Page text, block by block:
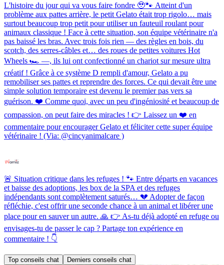
L'histoire du jour qui va vous faire fondre 🥹🐾 Atteint d'un
problème aux pattes arrière, le petit Gelato était trop rigolo… mais
surtout beaucoup trop petit pour utiliser un fauteuil roulant pour
animaux classique ! Face à cette situation, son équipe vétérinaire n'a
pas baissé les bras. Avec trois fois rien — des règles en bois, du
scotch, des serres-câbles et… des roues de petites voitures Hot
Wheels 🏎️ —, ils lui ont confectionné un chariot sur mesure ultra
créatif ! Grâce à ce système D rempli d'amour, Gelato a pu
remobiliser ses pattes et reprendre des forces. Ce qui devait être une
simple solution temporaire est devenu le premier pas vers sa
guérison. ❤️ Comme quoi, avec un peu d'ingéniosité et beaucoup de
compassion, on peut faire des miracles ! 👉 Laissez un ❤️ en
commentaire pour encourager Gelato et féliciter cette super équipe
vétérinaire ! (Via: @cincyanimalcare )
🚨 Situation critique dans les refuges ! 🐾 Entre départs en vacances
et baisse des adoptions, les box de la SPA et des refuges
indépendants sont complètement saturés… 💔 Adopter de façon
réfléchie, c'est offrir une seconde chance à un animal et libérer une
place pour en sauver un autre. 🙏 👉 As-tu déjà adopté en refuge ou
envisages-tu de passer le cap ? Partage ton expérience en
commentaire ! 👇
Top conseils chat Derniers conseils chat